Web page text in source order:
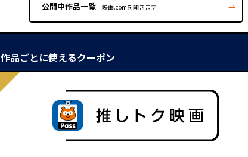
公開中作品一覧 映画.comを開きます
作品ごとに使えるクーポン